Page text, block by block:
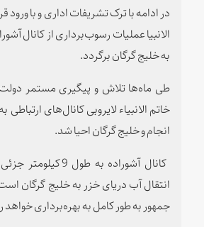
در ادامه با ترک تشریفات اداری و با ورود
الانبیا عملیات رسوب‌برداری از کانال
به خلیج گرگان برگردد.
طی ماه‌‌ها تلاش و پیگیری مستمر دولت
خاتم الانبیاء لایروبی کانال‌های ارتباطی
انجام و خلیج گرگان احیا شد.
کانال آشوراده به طول
انتقال آب دریای خزر به خلیج گرگان
جمهور به طور کامل به بهره‌برداری